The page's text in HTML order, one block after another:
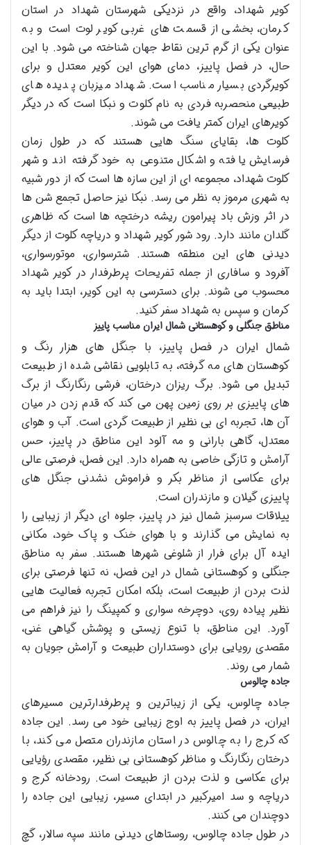
کویر شهداد، واقع در نزدیکی شهرستان شهداد در استان
کرمان، بخشی از قسمت های غربی کویر لوت است و به
عنوان یکی از گرم ترین نقاط جهان شناخته می شود. با این
حال، در فصل پاییز، دمای هوای این کویر معتدل و برای
کویرگردی بسیار مناسب است. شهداد میزبان پدیده های
طبیعی منحصربه فردی به نام کلوت و نبکا است که در دیگر
کویرهای ایران کمتر یافت می شوند.
کلوت ها، بقایای سنگ هایی هستند که در طول زمان
فرسایش یافته و اشکال متنوعی به خود گرفته اند و شهر
کلوت شهداد، مجموعه ای از این سازه ها است که از دور شبیه
به شهری مرموز به نظر می رسد. نبکا نیز حاصل تجمع شن ها
در اثر وزش باد پیرامون ریشه درختچه ها است که ظاهری
گلدان مانند دارد. رود شور کویر شهداد و دریاچه کلوت از دیگر
دیدنی های این منطقه هستند. شترسواری، موتورسواری،
آفرود و سافاری از جمله تفریحات پرطرفدار در کویر شهداد
محسوب می شوند. برای دسترسی به این کویر، ابتدا باید به
کرمان و سپس به شهداد سفر کنید.
مناطق جنگلی و کوهستانی شمال ایران مناسب پاییز
شمال ایران در فصل پاییز، با جنگل های هزار رنگ و
کوهستان های مه گرفته، به تابلویی نقاشی شده از طبیعت
تبدیل می شود. برگ ریزان درختان، فرشی رنگارنگ از برگ
های پاییزی بر روی زمین پهن می کند که قدم زدن در میان
آن ها، تجربه ای بی نظیر از طبیعت گردی است. آب و هوای
معتدل، گاهی بارانی و مه آلود این مناطق در پاییز، حس
آرامش و تازگی خاصی به همراه دارد. این فصل، فرصتی عالی
برای عکاسی از مناظر بکر و فراموش نشدنی جنگل های
پاییزی گیلان و مازندران است.
ییلاقات سرسبز شمال نیز در پاییز، جلوه ای دیگر از زیبایی را
به نمایش می گذارند و با هوای خنک و پاک خود، مکانی
ایده آل برای فرار از شلوغی شهرها هستند. سفر به مناطق
جنگلی و کوهستانی شمال در این فصل، نه تنها فرصتی برای
لذت بردن از طبیعت است، بلکه امکان تجربه فعالیت هایی
نظیر پیاده روی، دوچرخه سواری و کمپینگ را نیز فراهم می
آورد. این مناطق، با تنوع زیستی و پوشش گیاهی غنی،
مقصدی رویایی برای دوستداران طبیعت و آرامش جویان به
شمار می روند.
جاده چالوس
جاده چالوس، یکی از زیباترین و پرطرفدارترین مسیرهای
ایران، در فصل پاییز به اوج زیبایی خود می رسد. این جاده
که کرج را به چالوس در استان مازندران متصل می کند، با
درختان رنگارنگ و مناظر کوهستانی بی نظیر، مقصدی رؤیایی
برای عکاسی و لذت بردن از طبیعت است. رودخانه کرج و
دریاچه و سد امیرکبیر در ابتدای مسیر، زیبایی این جاده را
دوچندان می کنند.
در طول جاده چالوس، روستاهای دیدنی مانند سپه سالار، گچ